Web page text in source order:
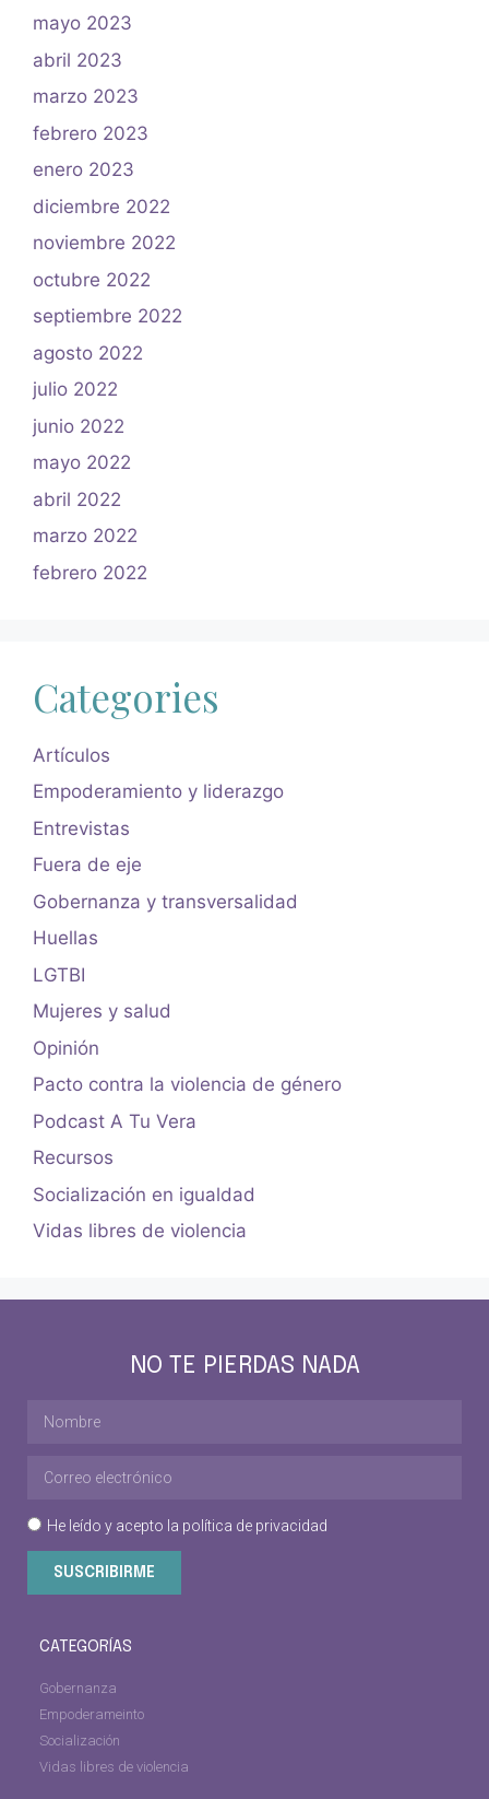
mayo 2023
abril 2023
marzo 2023
febrero 2023
enero 2023
diciembre 2022
noviembre 2022
octubre 2022
septiembre 2022
agosto 2022
julio 2022
junio 2022
mayo 2022
abril 2022
marzo 2022
febrero 2022
Categories
Artículos
Empoderamiento y liderazgo
Entrevistas
Fuera de eje
Gobernanza y transversalidad
Huellas
LGTBI
Mujeres y salud
Opinión
Pacto contra la violencia de género
Podcast A Tu Vera
Recursos
Socialización en igualdad
Vidas libres de violencia
CATEGORÍAS
Gobernanza
Empoderameinto
Socialización
Vidas libres de violencia
NO TE PIERDAS NADA
He leído y acepto la política de privacidad
SUSCRIBIRME